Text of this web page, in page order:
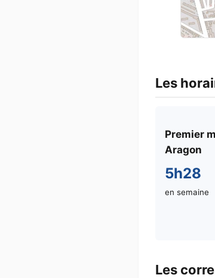
Les
Premier
Aragon
5h28
en semaine
Les